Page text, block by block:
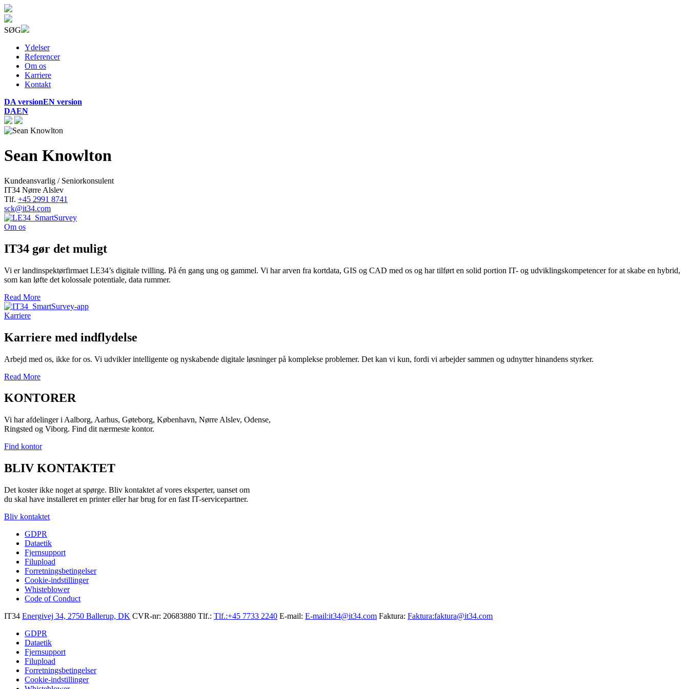
SØG
Ydelser
Referencer
Om os
Karriere
Kontakt
DA versionEN version
DAEN
Sean Knowlton
Kundeansvarlig / Seniorkonsulent
IT34 Nørre Alslev
Tlf. +45 2991 8741
sck@it34.com
Om os
IT34 gør det muligt
Vi er landinspektørfirmaet LE34’s digitale tvilling. På én gang ung og gammel. Vi har arven fra kortdata, GIS og CAD med os og har tilført en solid portion IT- og udviklingskompetencer for at skabe en hybrid,
som kan løfte det kolossale potentiale, data rummer.
Read More
Karriere
Karriere med indflydelse
Arbejd med os, ikke for os. Vi udvikler intelligente og nyskabende digitale løsninger på komplekse problemer. Det kan vi kun, fordi vi arbejder sammen og udnytter hinandens styrker.
Read More
KONTORER
Vi har afdelinger i Aalborg, Aarhus, Gøteborg, København, Nørre Alslev, Odense,
Ringsted og Viborg. Find dit nærmeste kontor.
Find kontor
BLIV KONTAKTET
Det koster ikke noget at spørge. Bliv kontaktet af vores eksperter, uanset om
du skal have installeret en printer eller har brug for en fast IT-servicepartner.
Bliv kontaktet
GDPR
Dataetik
Fjernsupport
Filupload
Forretningsbetingelser
Cookie-indstillinger
Whisteblower
Code of Conduct
IT34 Energivej 34, 2750 Ballerup, DK CVR-nr: 20683880 Tlf.: Tlf.:+45 7733 2240 E-mail: E-mail:it34@it34.com Faktura: Faktura:faktura@it34.com
GDPR
Dataetik
Fjernsupport
Filupload
Forretningsbetingelser
Cookie-indstillinger